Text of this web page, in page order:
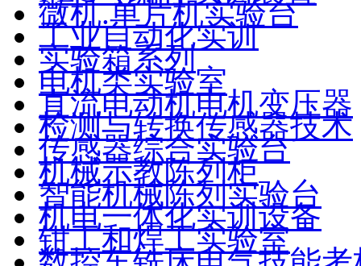
微机.单片机实验台
工业自动化实训
实验箱系列
电机类实验室
直流电动机电机变压器
检测与转换传感器技术
传感器综合实验台
机械示教陈列柜
智能机械陈列实验台
机电一体化实训设备
钳工和焊工实验室